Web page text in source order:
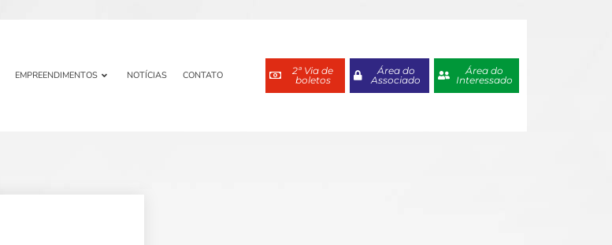
EMPREENDIMENTOS NOTÍCIAS CONTATO
2ª Via de
boletos
Área do
Associado
Área do
Interessado